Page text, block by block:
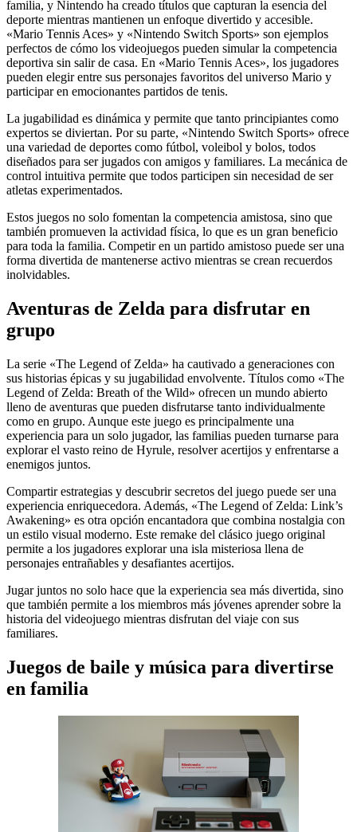
familia, y Nintendo ha creado títulos que capturan la esencia del
deporte mientras mantienen un enfoque divertido y accesible.
«Mario Tennis Aces» y «Nintendo Switch Sports» son ejemplos
perfectos de cómo los videojuegos pueden simular la competencia
deportiva sin salir de casa. En «Mario Tennis Aces», los jugadores
pueden elegir entre sus personajes favoritos del universo Mario y
participar en emocionantes partidos de tenis.
La jugabilidad es dinámica y permite que tanto principiantes como
expertos se diviertan. Por su parte, «Nintendo Switch Sports» ofrece
una variedad de deportes como fútbol, voleibol y bolos, todos
diseñados para ser jugados con amigos y familiares. La mecánica de
control intuitiva permite que todos participen sin necesidad de ser
atletas experimentados.
Estos juegos no solo fomentan la competencia amistosa, sino que
también promueven la actividad física, lo que es un gran beneficio
para toda la familia. Competir en un partido amistoso puede ser una
forma divertida de mantenerse activo mientras se crean recuerdos
inolvidables.
Aventuras de Zelda para disfrutar en
grupo
La serie «The Legend of Zelda» ha cautivado a generaciones con
sus historias épicas y su jugabilidad envolvente. Títulos como «The
Legend of Zelda: Breath of the Wild» ofrecen un mundo abierto
lleno de aventuras que pueden disfrutarse tanto individualmente
como en grupo. Aunque este juego es principalmente una
experiencia para un solo jugador, las familias pueden turnarse para
explorar el vasto reino de Hyrule, resolver acertijos y enfrentarse a
enemigos juntos.
Compartir estrategias y descubrir secretos del juego puede ser una
experiencia enriquecedora. Además, «The Legend of Zelda: Link’s
Awakening» es otra opción encantadora que combina nostalgia con
un estilo visual moderno. Este remake del clásico juego original
permite a los jugadores explorar una isla misteriosa llena de
personajes entrañables y desafiantes acertijos.
Jugar juntos no solo hace que la experiencia sea más divertida, sino
que también permite a los miembros más jóvenes aprender sobre la
historia del videojuego mientras disfrutan del viaje con sus
familiares.
Juegos de baile y música para divertirse
en familia